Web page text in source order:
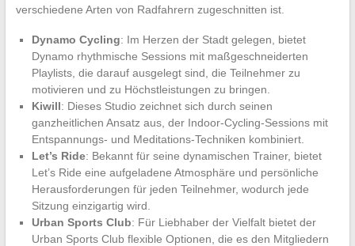
verschiedene Arten von Radfahrern zugeschnitten ist.
Dynamo Cycling: Im Herzen der Stadt gelegen, bietet
Dynamo rhythmische Sessions mit maßgeschneiderten
Playlists, die darauf ausgelegt sind, die Teilnehmer zu
motivieren und zu Höchstleistungen zu bringen.
Kiwill: Dieses Studio zeichnet sich durch seinen
ganzheitlichen Ansatz aus, der Indoor-Cycling-Sessions mit
Entspannungs- und Meditations-Techniken kombiniert.
Let’s Ride: Bekannt für seine dynamischen Trainer, bietet
Let’s Ride eine aufgeladene Atmosphäre und persönliche
Herausforderungen für jeden Teilnehmer, wodurch jede
Sitzung einzigartig wird.
Urban Sports Club: Für Liebhaber der Vielfalt bietet der
Urban Sports Club flexible Optionen, die es den Mitgliedern